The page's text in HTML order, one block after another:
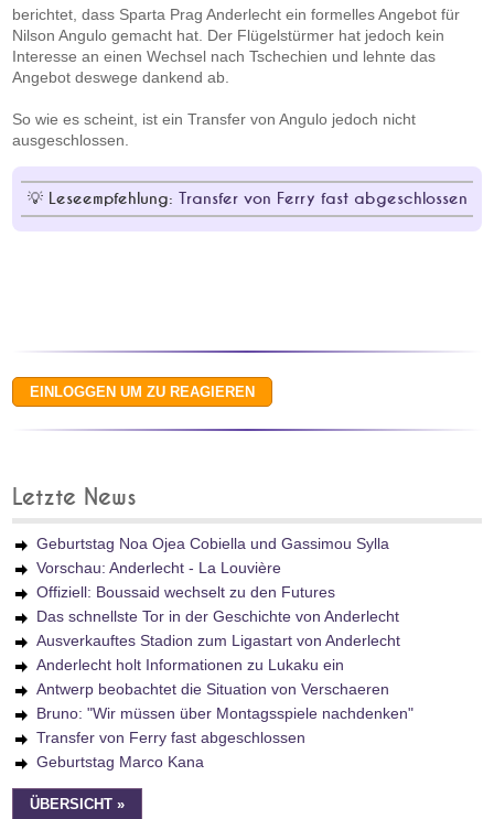
berichtet, dass Sparta Prag Anderlecht ein formelles Angebot für
Nilson Angulo gemacht hat. Der Flügelstürmer hat jedoch kein
Interesse an einen Wechsel nach Tschechien und lehnte das
Angebot deswege dankend ab.
So wie es scheint, ist ein Transfer von Angulo jedoch nicht
ausgeschlossen.
Leseempfehlung: Transfer von Ferry fast abgeschlossen
Letzte News
Geburtstag Noa Ojea Cobiella und Gassimou Sylla
Vorschau: Anderlecht - La Louvière
Offiziell: Boussaid wechselt zu den Futures
Das schnellste Tor in der Geschichte von Anderlecht
Ausverkauftes Stadion zum Ligastart von Anderlecht
Anderlecht holt Informationen zu Lukaku ein
Antwerp beobachtet die Situation von Verschaeren
Bruno: "Wir müssen über Montagsspiele nachdenken"
Transfer von Ferry fast abgeschlossen
Geburtstag Marco Kana
ÜBERSICHT »